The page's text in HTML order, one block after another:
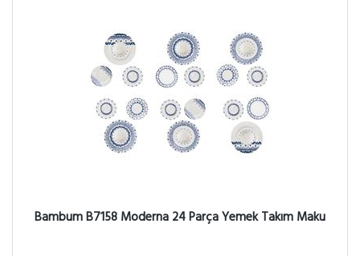
Bambum B7158 Moderna 24 Parça Yemek Takım Maku